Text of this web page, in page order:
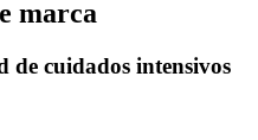
marca
de cuidados intensivos